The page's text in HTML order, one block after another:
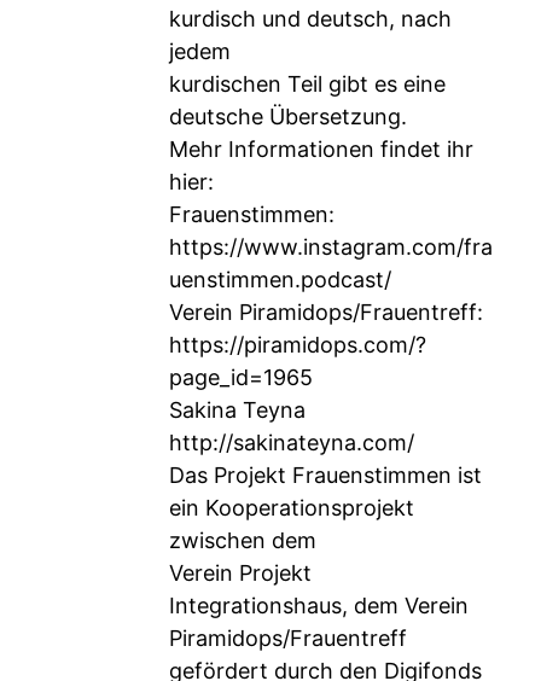
kurdisch und deutsch, nach
jedem
kurdischen Teil gibt es eine
deutsche Übersetzung.
Mehr Informationen findet ihr
hier:
Frauenstimmen:
https://www.instagram.com/fra
uenstimmen.podcast/
Verein Piramidops/Frauentreff:
https://piramidops.com/?
page_id=1965
Sakina Teyna
http://sakinateyna.com/
Das Projekt Frauenstimmen ist
ein Kooperationsprojekt
zwischen dem
Verein Projekt
Integrationshaus, dem Verein
Piramidops/Frauentreff
gefördert durch den Digifonds